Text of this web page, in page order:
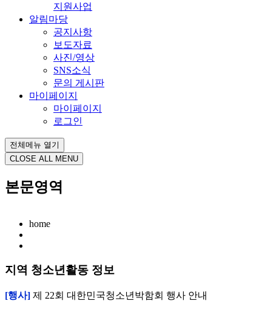
지원사업
알림마당
공지사항
보도자료
사진/영상
SNS소식
문의 게시판
마이페이지
마이페이지
로그인
전체메뉴 열기
CLOSE ALL MENU
본문영역
home
지역 청소년활동 정보
[행사] 제 22회 대한민국청소년박함회 행사 안내